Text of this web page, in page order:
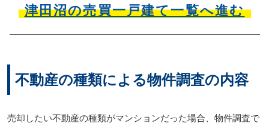
津田沼の売買一戸建て一覧へ進む
不動産の種類による物件調査の内容
売却したい不動産の種類がマンションだった場合、物件調査で